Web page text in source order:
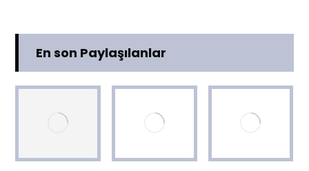
En son Paylaşılanlar